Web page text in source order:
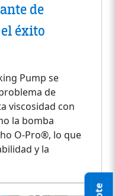
de
éxito
Pump se
de
viscosidad con
la bomba
O-Pro®, lo que
y la